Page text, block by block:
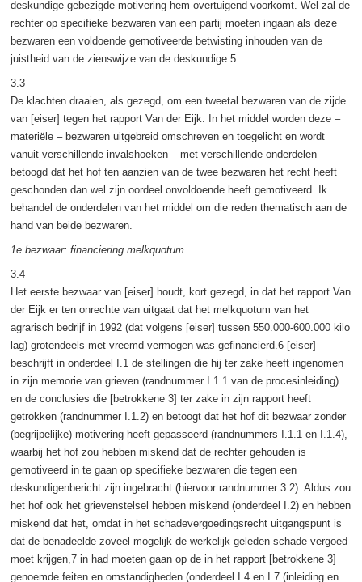
deskundige gebezigde motivering hem overtuigend voorkomt. Wel zal de
rechter op specifieke bezwaren van een partij moeten ingaan als deze
bezwaren een voldoende gemotiveerde betwisting inhouden van de
juistheid van de zienswijze van de deskundige.5
3.3
De klachten draaien, als gezegd, om een tweetal bezwaren van de zijde
van [eiser] tegen het rapport Van der Eijk. In het middel worden deze –
materiële – bezwaren uitgebreid omschreven en toegelicht en wordt
vanuit verschillende invalshoeken – met verschillende onderdelen –
betoogd dat het hof ten aanzien van de twee bezwaren het recht heeft
geschonden dan wel zijn oordeel onvoldoende heeft gemotiveerd. Ik
behandel de onderdelen van het middel om die reden thematisch aan de
hand van beide bezwaren.
1e bezwaar: financiering melkquotum
3.4
Het eerste bezwaar van [eiser] houdt, kort gezegd, in dat het rapport Van
der Eijk er ten onrechte van uitgaat dat het melkquotum van het
agrarisch bedrijf in 1992 (dat volgens [eiser] tussen 550.000-600.000 kilo
lag) grotendeels met vreemd vermogen was gefinancierd.6 [eiser]
beschrijft in onderdeel I.1 de stellingen die hij ter zake heeft ingenomen
in zijn memorie van grieven (randnummer I.1.1 van de procesinleiding)
en de conclusies die [betrokkene 3] ter zake in zijn rapport heeft
getrokken (randnummer I.1.2) en betoogt dat het hof dit bezwaar zonder
(begrijpelijke) motivering heeft gepasseerd (randnummers I.1.1 en I.1.4),
waarbij het hof zou hebben miskend dat de rechter gehouden is
gemotiveerd in te gaan op specifieke bezwaren die tegen een
deskundigenbericht zijn ingebracht (hiervoor randnummer 3.2). Aldus zou
het hof ook het grievenstelsel hebben miskend (onderdeel I.2) en hebben
miskend dat het, omdat in het schadevergoedingsrecht uitgangspunt is
dat de benadeelde zoveel mogelijk de werkelijk geleden schade vergoed
moet krijgen,7 in had moeten gaan op de in het rapport [betrokkene 3]
genoemde feiten en omstandigheden (onderdeel I.4 en I.7 (inleiding en